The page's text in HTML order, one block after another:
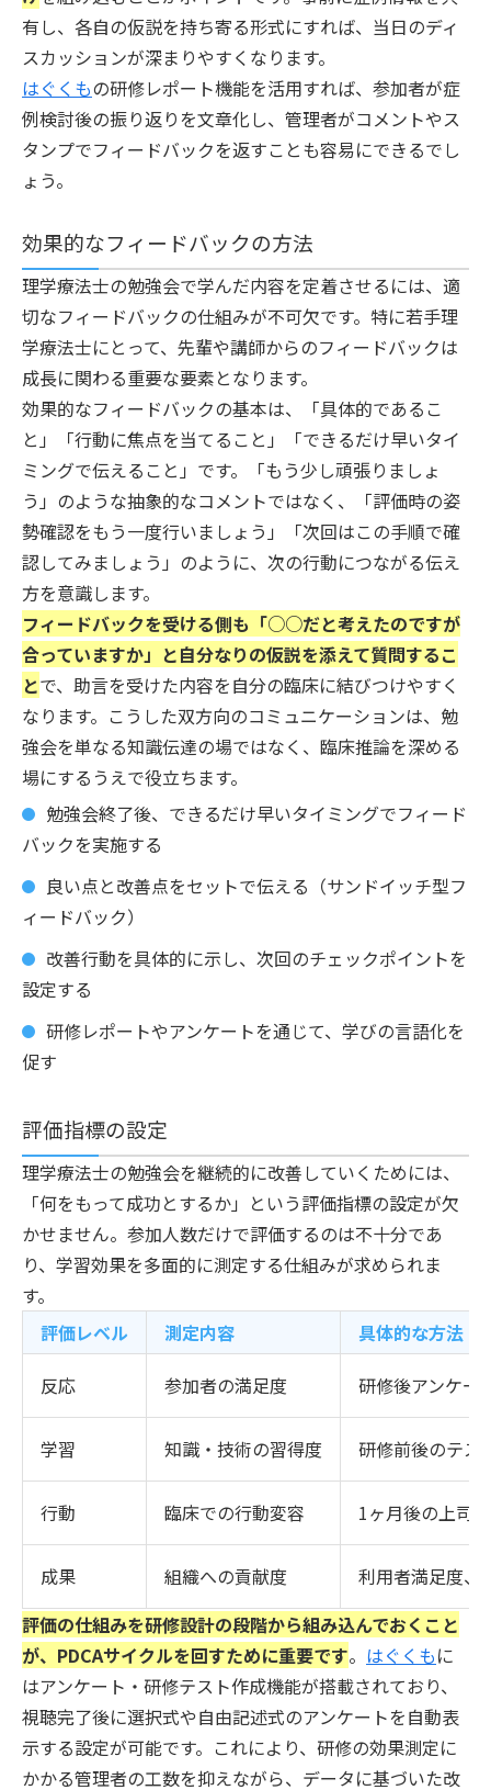
有し、各自の仮説を持ち寄る形式にすれば、当日のディ
スカッションが深まりやすくなります。
はぐくもの研修レポート機能を活用すれば、参加者が症
例検討後の振り返りを文章化し、管理者がコメントやス
タンプでフィードバックを返すことも容易にできるでし
ょう。
効果的なフィードバックの方法
理学療法士の勉強会で学んだ内容を定着させるには、適
切なフィードバックの仕組みが不可欠です。特に若手理
学療法士にとって、先輩や講師からのフィードバックは
成長に関わる重要な要素となります。
効果的なフィードバックの基本は、「具体的であるこ
と」「行動に焦点を当てること」「できるだけ早いタイ
ミングで伝えること」です。「もう少し頑張りましょ
う」のような抽象的なコメントではなく、「評価時の姿
勢確認をもう一度行いましょう」「次回はこの手順で確
認してみましょう」のように、次の行動につながる伝え
方を意識します。
フィードバックを受ける側も「○○だと考えたのですが
合っていますか」と自分なりの仮説を添えて質問するこ
とで、助言を受けた内容を自分の臨床に結びつけやすく
なります。こうした双方向のコミュニケーションは、勉
強会を単なる知識伝達の場ではなく、臨床推論を深める
場にするうえで役立ちます。
勉強会終了後、できるだけ早いタイミングでフィード
バックを実施する
良い点と改善点をセットで伝える（サンドイッチ型フ
ィードバック）
改善行動を具体的に示し、次回のチェックポイントを
設定する
研修レポートやアンケートを通じて、学びの言語化を
促す
評価指標の設定
理学療法士の勉強会を継続的に改善していくためには、
「何をもって成功とするか」という評価指標の設定が欠
かせません。参加人数だけで評価するのは不十分であ
り、学習効果を多面的に測定する仕組みが求められま
す。
評価レベル
測定内容
具体的な方法
反応
参加者の満足度 研修後アンケー
学習 知識・技術の習得度 研修前後のテス
行動 臨床での行動変容 1ヶ月後の上司
成果 組織への貢献度
利用者満足度、
評価の仕組みを研修設計の段階から組み込んでおくこと
が、PDCAサイクルを回すために重要です。 はぐくもに
はアンケート・研修テスト作成機能が搭載されており、
視聴完了後に選択式や自由記述式のアンケートを自動表
示する設定が可能です。これにより、研修の効果測定に
かかる管理者の工数を抑えながら、データに基づいた改